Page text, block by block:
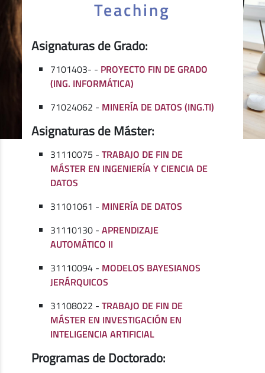
Teaching
Asignaturas de Grado:
7101403- - PROYECTO FIN DE GRADO
(ING. INFORMÁTICA)
71024062 - MINERÍA DE DATOS (ING.TI)
Asignaturas de Máster:
31110075 -TRABAJO DE FIN DE
MÁSTER EN INGENIERÍA Y CIENCIA DE
DATOS
31101061 - MINERÍA DE DATOS
31110130 -APRENDIZAJE
AUTOMÁTICO II
31110094 - MODELOS BAYESIANOS
JERÁRQUICOS
31108022 -TRABAJO DE FIN DE
MÁSTER EN INVESTIGACIÓN EN
INTELIGENCIA ARTIFICIAL
Programas de Doctorado: